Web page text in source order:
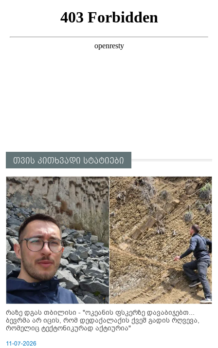
თვის კითხვადი სტატიები
რაზე დგას თბილისი - "ოკეანის ფსკერზე დავაბიჯებთ...
ბევრმა არ იცის, რომ დედაქალაქის ქვეშ გადის რღვევა,
რომელიც ტექტონიკურად აქტიურია"
11-07-2026